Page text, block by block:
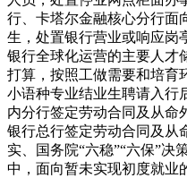
行、卡塔尔金融核心分行面
生，处置银行营业或响应岗
银行全球化运营的主要人才
打算，按照工做需要和培育
小语种专业结业生聘请入行
内分行签定劳动合同及从命
银行总行签定劳动合同及从
实、国务院“六稳”“六保”决
中，面向暂未实现初度就业